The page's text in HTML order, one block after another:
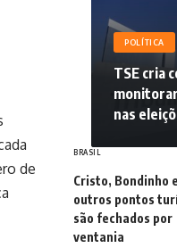
de
POLÍTICA
TSE cria
nas
BRASIL
Cristo, Bondinho e
outros pontos
são fechados por
ventania